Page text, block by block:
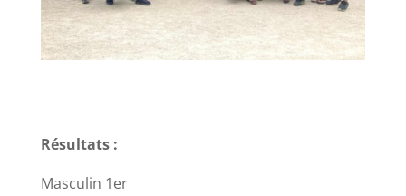
Résultats :
Masculin 1er